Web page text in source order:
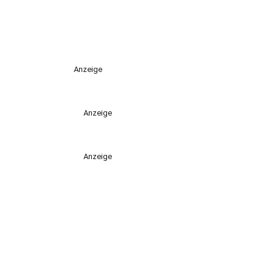
Anzeige
Anzeige
Anzeige